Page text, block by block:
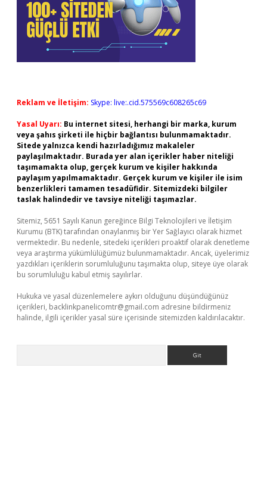
Reklam ve İletişim: Skype: live:.cid.575569c608265c69
Yasal Uyarı: Bu internet sitesi, herhangi bir marka, kurum
veya şahıs şirketi ile hiçbir bağlantısı bulunmamaktadır.
Sitede yalnızca kendi hazırladığımız makaleler
paylaşılmaktadır. Burada yer alan içerikler haber niteliği
taşımamakta olup, gerçek kurum ve kişiler hakkında
paylaşım yapılmamaktadır. Gerçek kurum ve kişiler ile isim
benzerlikleri tamamen tesadüfidir. Sitemizdeki bilgiler
taslak halindedir ve tavsiye niteliği taşımazlar.
Sitemiz, 5651 Sayılı Kanun gereğince Bilgi Teknolojileri ve İletişim
Kurumu (BTK) tarafından onaylanmış bir Yer Sağlayıcı olarak hizmet
vermektedir. Bu nedenle, sitedeki içerikleri proaktif olarak denetleme
veya araştırma yükümlülüğümüz bulunmamaktadır. Ancak, üyelerimiz
yazdıkları içeriklerin sorumluluğunu taşımakta olup, siteye üye olarak
bu sorumluluğu kabul etmiş sayılırlar.
Hukuka ve yasal düzenlemelere aykırı olduğunu düşündüğünüz
içerikleri, backlinkpanelicomtr@gmail.com adresine bildirmeniz
halinde, ilgili içerikler yasal süre içerisinde sitemizden kaldırılacaktır.